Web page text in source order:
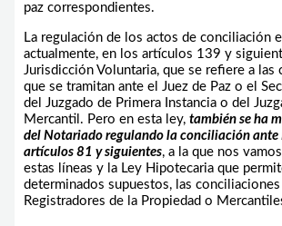
paz correspondientes.
La regulación de los actos de conciliación
actualmente, en los artículos 139 y
Jurisdicción Voluntaria, que se refiere a las
que se tramitan ante el Juez de Paz o el
del Juzgado de Primera Instancia o del
Mercantil. Pero en esta ley, también se ha
del Notariado regulando la conciliación ante
artículos 81 y siguientes, a la que nos
estas líneas y la Ley Hipotecaria que
determinados supuestos, las
Registradores de la Propiedad o